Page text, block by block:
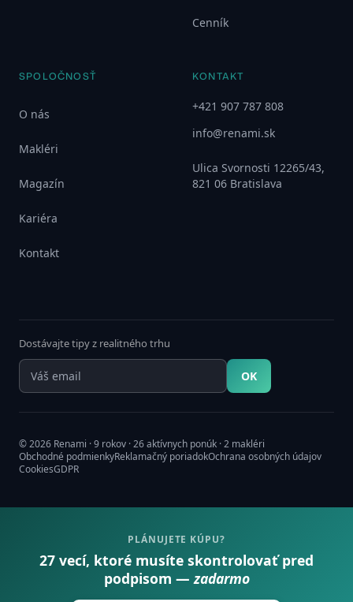
Cenník
SPOLOČNOSŤ
O nás
Makléri
Magazín
Kariéra
Kontakt
KONTAKT
+421 907 787 808
info@renami.sk
Ulica Svornosti 12265/43,
821 06 Bratislava
Dostávajte tipy z realitného trhu
OK
© 2026 Renami · 9 rokov · 26 aktívnych ponúk · 2 makléri
Obchodné podmienkyReklamačný poriadokOchrana osobných údajov
CookiesGDPR
PLÁNUJETE KÚPU?
27 vecí, ktoré musíte skontrolovať pred
podpisom —zadarmo